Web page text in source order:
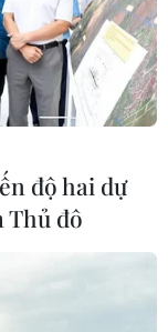
độ hai dự
Thủ đô